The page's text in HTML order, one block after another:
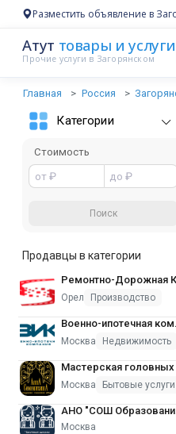
Разместить объявление в
Атут товары и услуги
Прочие услуги в Загорянском
Главная Россия
Категории
Стоимость
Продавцы в категории
Орел Производство
Москва Недвижимость
Москва Бытовые услуги
Москва